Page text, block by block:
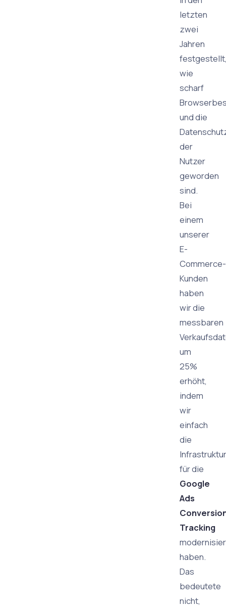
letzten
zwei
Jahren
wie
scharf
und die
der
Nutzer
geworden
sind.
Bei
einem
unserer
E-
Commerce-
Kunden
haben
wir die
messbaren
um
25%
erhöht,
indem
wir
einfach
die
Infrastruktur
für die
Google
Ads
Tracking
haben.
Das
bedeutete
nicht,